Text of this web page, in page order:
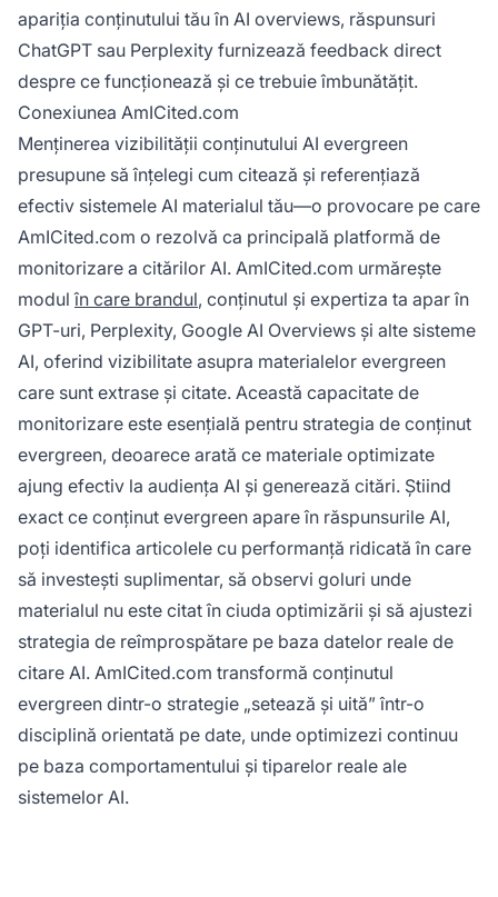
apariția conținutului tău în AI overviews, răspunsuri
ChatGPT sau Perplexity furnizează feedback direct
despre ce funcționează și ce trebuie îmbunătățit.
Conexiunea AmICited.com
Menținerea vizibilității conținutului AI evergreen
presupune să înțelegi cum citează și referențiază
efectiv sistemele AI materialul tău—o provocare pe care
AmICited.com o rezolvă ca principală platformă de
monitorizare a citărilor AI. AmICited.com urmărește
modulîn care brandul, conținutul și expertiza ta apar în
GPT-uri, Perplexity, Google AI Overviews și alte sisteme
AI, oferind vizibilitate asupra materialelor evergreen
care sunt extrase și citate. Această capacitate de
monitorizare este esențială pentru strategia de conținut
evergreen, deoarece arată ce materiale optimizate
ajung efectiv la audiența AI și generează citări. Știind
exact ce conținut evergreen apare în răspunsurile AI,
poți identifica articolele cu performanță ridicată în care
să investești suplimentar, să observi goluri unde
materialul nu este citat în ciuda optimizării și să ajustezi
strategia de reîmprospătare pe baza datelor reale de
citare AI. AmICited.com transformă conținutul
evergreen dintr-o strategie „setează și uită” într-o
disciplină orientată pe date, unde optimizezi continuu
pe baza comportamentului și tiparelor reale ale
sistemelor AI.